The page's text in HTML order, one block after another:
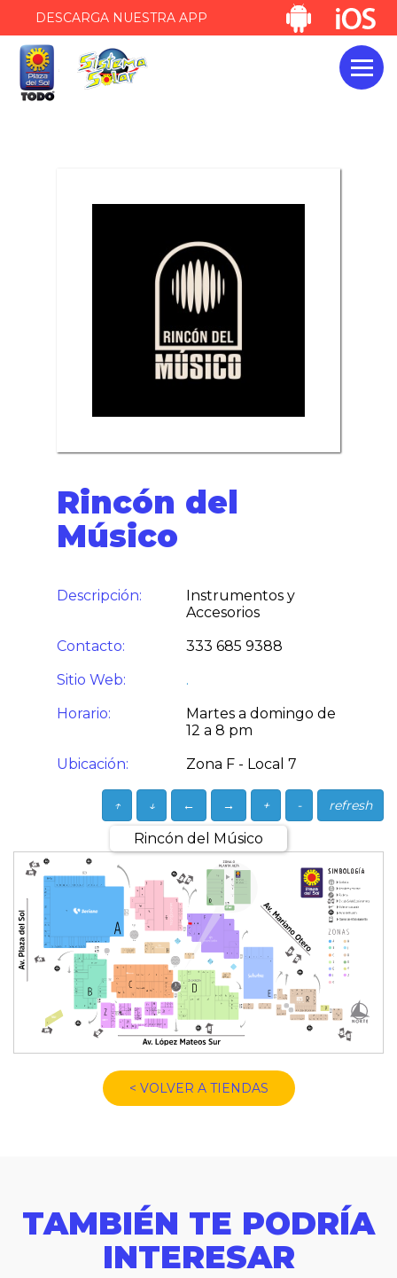
DESCARGA NUESTRA APP
Rincón del
Músico
Descripción:
Instrumentos y
Accesorios
Contacto:
333 685 9388
Sitio Web:
.
Horario:
Martes a domingo de
12 a 8 pm
Ubicación:
Zona F - Local 7
refresh
-
+
→
←
↓
↑
Rincón del Músico
< VOLVER A TIENDAS
TAMBIÉN TE PODRÍA
INTERESAR